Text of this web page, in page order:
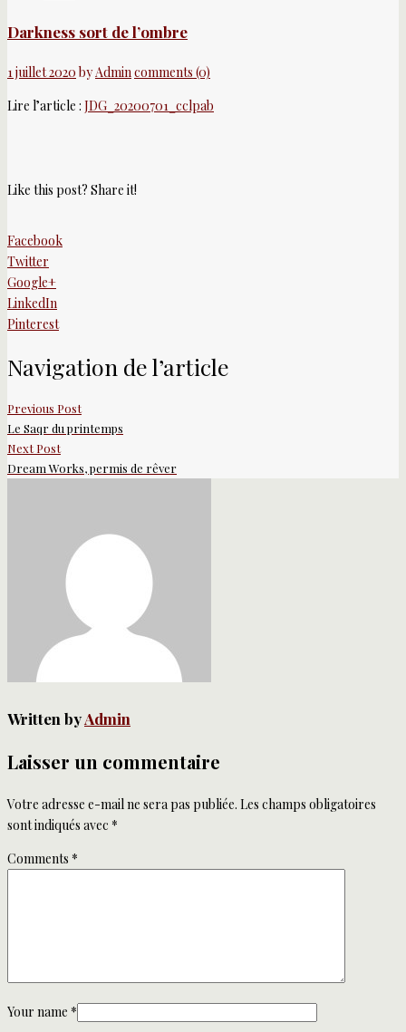
Darkness sort de l’ombre
1 juillet 2020 byAdmincomments (0)
Lire l’article : JDG_20200701_cclpab
Like this post? Share it!
Facebook
Twitter
Google+
LinkedIn
Pinterest
Navigation de l’article
Previous Post
Le Saqr du printemps
Next Post
Dream Works, permis de rêver
Written byAdmin
Laisser un commentaire
Votre adresse e-mail ne sera pas publiée. Les champs obligatoires
sont indiqués avec *
Comments *
Your name *